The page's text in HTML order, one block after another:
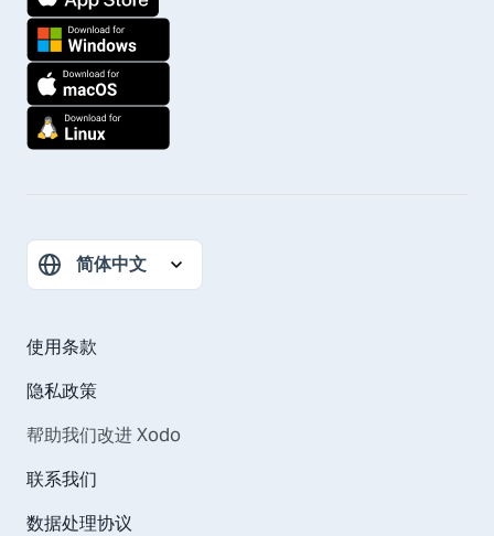
使用条款
隐私政策
帮助我们改进 Xodo
联系我们
数据处理协议